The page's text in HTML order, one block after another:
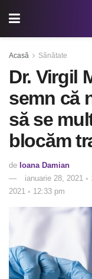
Acasă Sănătate
Dr. Virgil
semn că
să se
blocăm
de Ioana Damian
ianuarie 28, 2021 ◦
2021 ◦ 12:33 pm